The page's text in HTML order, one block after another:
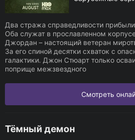
Два стража справедливости
Оба служат в прославленном
Джордан – настоящий ветеран
За его спиной десятки схваток с
галактики. Джон Стюарт только
поприще межзвездного
Смотреть
Тёмный демон